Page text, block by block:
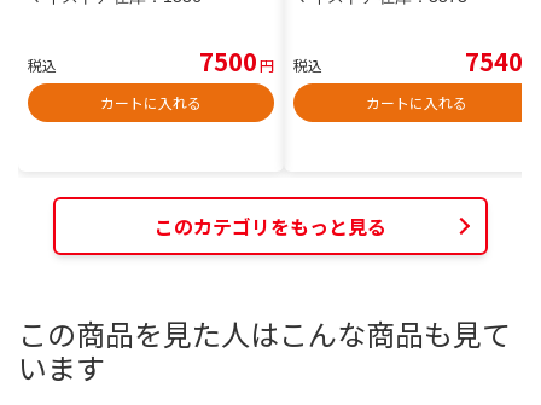
税込 7500円
カートに入れる
税込 7540
カートに入れる
このカテゴリをもっと見る
この商品を見た人はこんな商品も見て
います